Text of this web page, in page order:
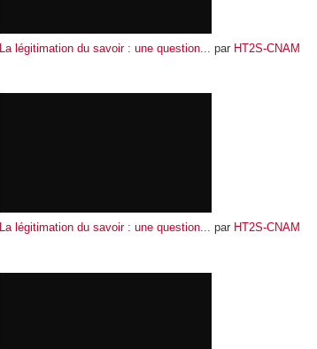
La légitimation du savoir : une question... par HT2S-CNAM
La légitimation du savoir : une question... par HT2S-CNAM